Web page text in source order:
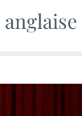
anglaise